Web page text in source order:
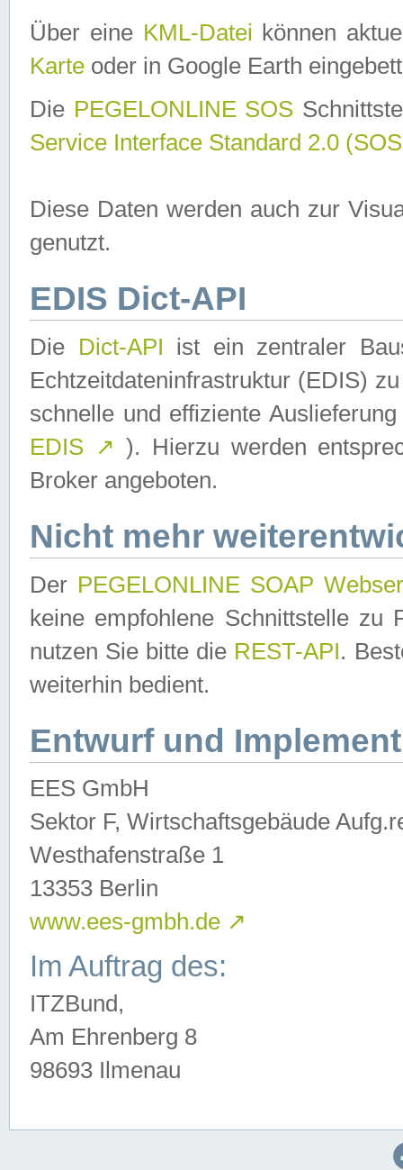
Über eine KML-Datei können
Karte oder in Google Earth
Die PEGELONLINE SOS
Service Interface Standard 2.0
Diese Daten werden auch zur
genutzt.
EDIS Dict-API
Die Dict-API ist ein zentraler
Echtzeitdateninfrastruktur (EDIS)
schnelle und effiziente
EDIS ↗ ). Hierzu werden
Broker angeboten.
Nicht mehr
Der PEGELONLINE SOAP
keine empfohlene Schnittstelle zu
nutzen Sie bitte die REST-API.
weiterhin bedient.
Entwurf und
EES GmbH
Sektor F, Wirtschaftsgebäude
Westhafenstraße 1
13353 Berlin
www.ees-gmbh.de ↗
Im Auftrag des:
ITZBund,
Am Ehrenberg 8
98693 Ilmenau